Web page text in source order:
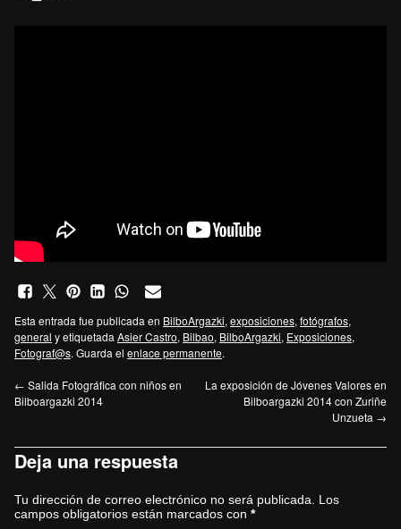
Esta entrada fue publicada en BilboArgazki, exposiciones, fotógrafos,
general y etiquetada Asier Castro, Bilbao, BilboArgazki, Exposiciones,
Fotograf@s. Guarda el enlace permanente.
← Salida Fotográfica con niños en
Bilboargazki 2014
La exposición de Jóvenes Valores en
Bilboargazki 2014 con Zuriñe
Unzueta →
Deja una respuesta
Tu dirección de correo electrónico no será publicada.
Los
campos obligatorios están marcados con *